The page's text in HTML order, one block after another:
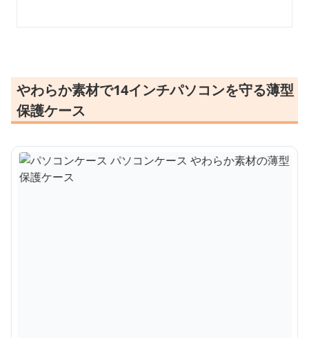
やわらか素材で14インチパソコンを守る薄型
保護ケース